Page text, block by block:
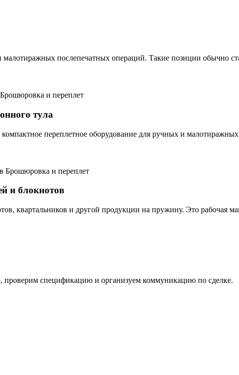
послепечатных операций. Такие позиции обычно
Брошюровка и переплет
тула
переплетное оборудование для ручных и
Брошюровка и переплет
и блокнотов
квартальников и другой продукции на пружину. Это рабочая
проверим спецификацию и организуем коммуникацию по сделке.